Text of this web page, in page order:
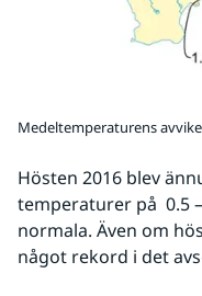
Medeltemperaturens
Hösten 2016 blev
temperaturer på  0.5
normala. Även om
något rekord i det